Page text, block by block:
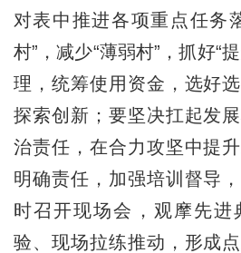
对表中推进各项重点任务
村”，减少“薄弱村”，抓好“
理，统筹使用资金，选好
探索创新；要坚决扛起发
治责任，在合力攻坚中提
明确责任，加强培训督导
时召开现场会，观摩先进
验、现场拉练推动，形成